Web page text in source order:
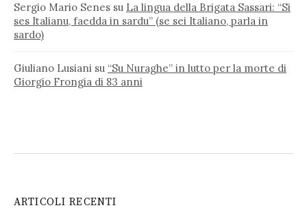
Sergio Mario Senes su La lingua della Brigata Sassari: “Si
ses Italianu, faedda in sardu” (se sei Italiano, parla in
sardo)
Giuliano Lusiani su “Su Nuraghe” in lutto per la morte di
Giorgio Frongia di 83 anni
ARTICOLI RECENTI